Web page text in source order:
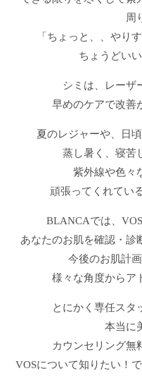
周
「ちょっと、、やり
ちょうどい
シミは、レーザ
早めのケアで改善
夏のレジャーや、日
蒸し暑く、寝苦
紫外線や色々
頑張ってくれてい
BLANCAでは、
あなたのお肌を確認・診
今後のお肌計
様々な角度からア
とにかく専任スタ
本当に
カウンセリング無
VOSについて知りたい！